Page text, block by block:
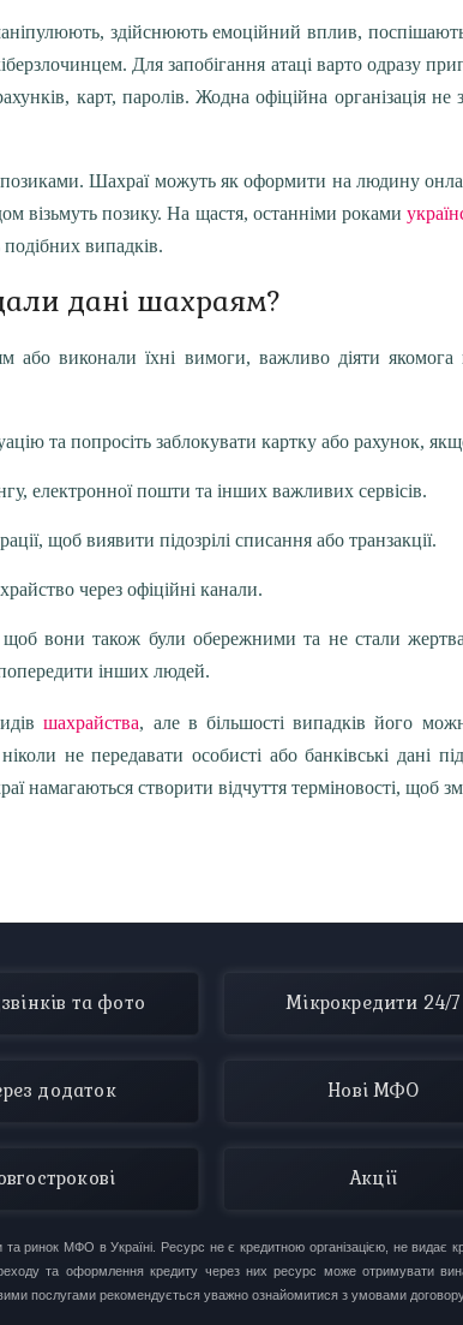
здійснюють емоційний вплив,
Для запобігання атаці варто одразу
карт, паролів. Жодна офіційна організація не
Шахраї можуть як оформити на людину
візьмуть позику. На щастя, останніми роками
випадків.
дані шахраям?
або виконали їхні вимоги, важливо діяти
та попросіть заблокувати картку або рахунок,
електронної пошти та інших важливих сервісів.
щоб виявити підозрілі списання або транзакції.
через офіційні канали.
вони також були обережними та не стали
інших людей.
шахрайства, але в більшості випадків його
не передавати особисті або банківські дані
намагаються створити відчуття терміновості, щоб
та фото Мікрокредити 24/7
додаток Нові МФО
Акції
ринок МФО в Україні. Ресурс не є кредитною організацією, не видає
та оформлення кредиту через них ресурс може отримувати
послугами рекомендується уважно ознайомитися з умовами